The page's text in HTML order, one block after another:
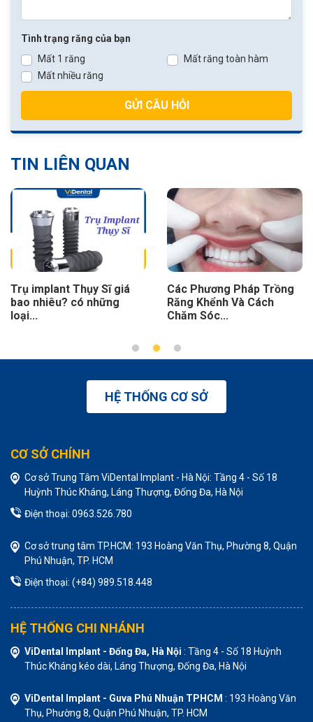
Tình trạng răng của bạn
Mất 1 răng
Mất nhiều răng
Mất răng toàn hàm
GỬI CÂU HỎI
TIN LIÊN QUAN
Trụ implant Thụy Sĩ giá
bao nhiêu? có những
loại...
Các Phương Pháp Trồng
Răng Khểnh Và Cách
Chăm Sóc...
HỆ THỐNG CƠ SỞ
CƠ SỞ CHÍNH
Cơ sở Trung Tâm ViDental Implant - Hà Nội: Tầng 4 - Số 18
Huỳnh Thúc Kháng, Láng Thượng, Đống Đa, Hà Nội
Điện thoại: 0963.526.780
Cơ sở trung tâm TP.HCM: 193 Hoàng Văn Thụ, Phường 8, Quận
Phú Nhuận, TP. HCM
Điện thoại: (+84) 989.518.448
HỆ THỐNG CHI NHÁNH
ViDental Implant - Đống Đa, Hà Nội : Tầng 4 - Số 18 Huỳnh
Thúc Kháng kéo dài, Láng Thượng, Đống Đa, Hà Nội
ViDental Implant - Guva Phú Nhuận TPHCM : 193 Hoàng Văn
Thụ, Phường 8, Quận Phú Nhuận, TP. HCM